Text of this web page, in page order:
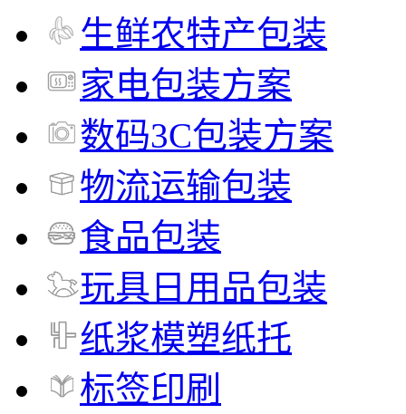
生鲜农特产包装
家电包装方案
数码3C包装方案
物流运输包装
食品包装
玩具日用品包装
纸浆模塑纸托
标签印刷